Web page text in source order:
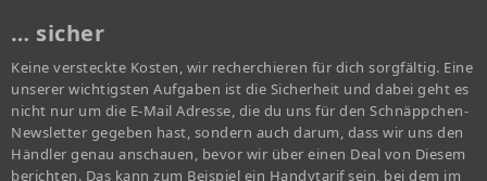
… sicher
Keine versteckte Kosten, wir recherchieren für dich sorgfältig. Eine
unserer wichtigsten Aufgaben ist die Sicherheit und dabei geht es
nicht nur um die E-Mail Adresse, die du uns für den Schnäppchen-
Newsletter gegeben hast, sondern auch darum, dass wir uns den
Händler genau anschauen, bevor wir über einen Deal von Diesem
berichten. Das kann zum Beispiel ein Handytarif sein, bei dem im